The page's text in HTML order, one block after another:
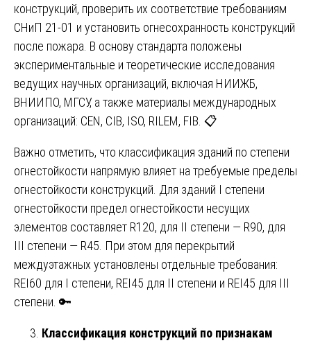
конструкций, проверить их соответствие требованиям
СНиП 21-01 и установить огнесохранность конструкций
после пожара. В основу стандарта положены
экспериментальные и теоретические исследования
ведущих научных организаций, включая НИИЖБ,
ВНИИПО, МГСУ, а также материалы международных
организаций: CEN, CIB, ISO, RILEM, FIB. 📋
Важно отметить, что классификация зданий по степени
огнестойкости напрямую влияет на требуемые пределы
огнестойкости конструкций. Для зданий I степени
огнестойкости предел огнестойкости несущих
элементов составляет R120, для II степени — R90, для
III степени — R45. При этом для перекрытий
междуэтажных установлены отдельные требования:
REI60 для I степени, REI45 для II степени и REI45 для III
степени. 🔑
Классификация конструкций по признакам